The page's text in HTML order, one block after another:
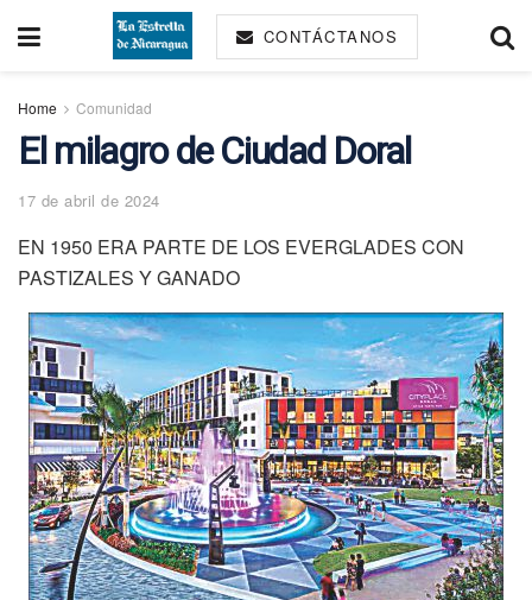
CONTÁCTANOS
Home Comunidad
El milagro de Ciudad Doral
17 de abril de 2024
EN 1950 ERA PARTE DE LOS EVERGLADES CON
PASTIZALES Y GANADO